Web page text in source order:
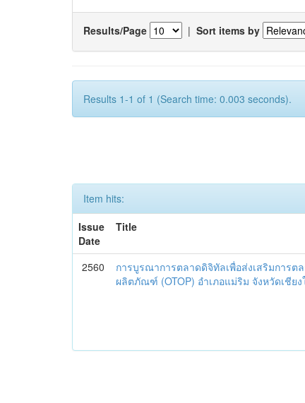
Results/Page | Sort items by
Results 1-1 of 1 (Search time: 0.003 seconds).
Item hits:
Issue
Date
Title
2560
การบูรณาการตลาดดิจิทัลเพื่อส่งเสริมการ
ผลิตภัณฑ์ (OTOP) อำเภอแม่ริม จังหวัดเชียง